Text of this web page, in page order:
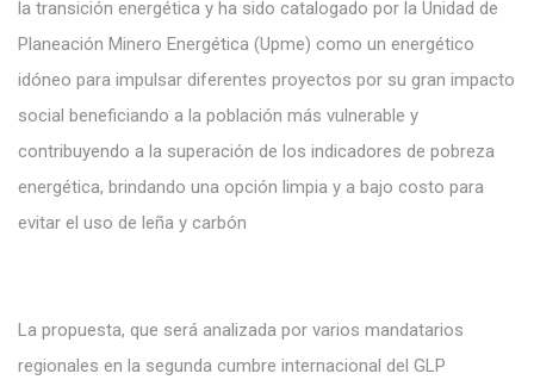
la transición energética y ha sido catalogado por la Unidad de
Planeación Minero Energética (Upme) como un energético
idóneo para impulsar diferentes proyectos por su gran impacto
social beneficiando a la población más vulnerable y
contribuyendo a la superación de los indicadores de pobreza
energética, brindando una opción limpia y a bajo costo para
evitar el uso de leña y carbón
La propuesta, que será analizada por varios mandatarios
regionales en la segunda cumbre internacional del GLP